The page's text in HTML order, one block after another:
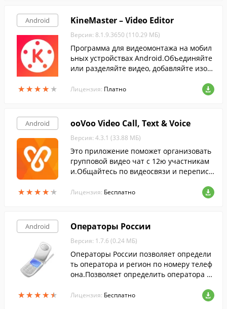
Android
★★★★ ★
★★★★ ★
KineMaster – Video Editor
Версия: 8.1.9.3650 (110.29 МБ)
Программа для видеомонтажа на мобил
ьных устройствах Android.Объединяйте
или разделяйте видео, добавляйте изоб
памяти своего устройства.
Лицензия: Платно
Android
★★★★★
★★★★★
ooVoo Video Call, Text & Voice
Версия: 4.3.1 (33.88 МБ)
Это приложение поможет организовать
групповой видео чат с 12ю участникам
и.Общайтесь по видеосвязи и переписы
Лицензия: Бесплатно
Android
★★★★★
★★★★★
Операторы России
Версия: 1.7.6 (0.24 МБ)
Операторы России позволяет определи
ть оператора и регион по номеру телеф
она.Позволяет определить оператора п
ы.
Лицензия: Бесплатно